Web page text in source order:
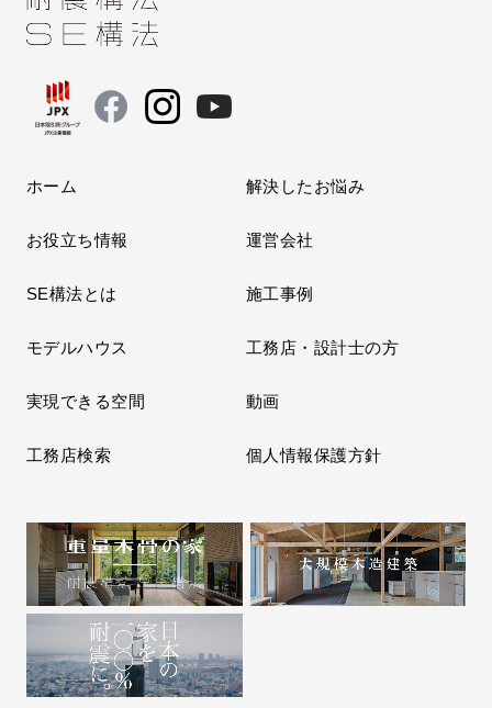
ホーム 解決したお悩み
お役立ち情報 運営会社
SE構法とは 施工事例
モデルハウス 工務店・設計士の方
実現できる空間 動画
工務店検索 個人情報保護方針